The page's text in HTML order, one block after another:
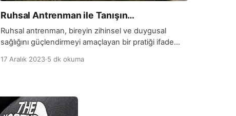
Ruhsal Antrenman ile Tanışın…
Ruhsal antrenman, bireyin zihinsel ve duygusal
sağlığını güçlendirmeyi amaçlayan bir pratiği ifade
teknikleri, derin nefes egzersizleri, pozitif düşünce
geliştirme, duygusal zeka becerilerini artırma ve
17 Aralık 2023·5 dk okuma